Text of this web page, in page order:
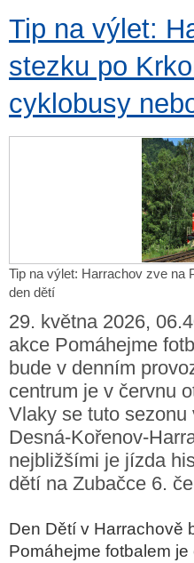
Tip na výlet:
stezku po
cyklobusy
Tip na výlet: Harrachov zve
den dětí
29. května 2026,
akce Pomáhejme
bude v denním
centrum je v červnu
Vlaky se tuto
Desná-Kořenov-
nejbližšími je jízda
dětí na Zubačce 6.
Den Dětí v Harrachově
Pomáhejme fotbalem